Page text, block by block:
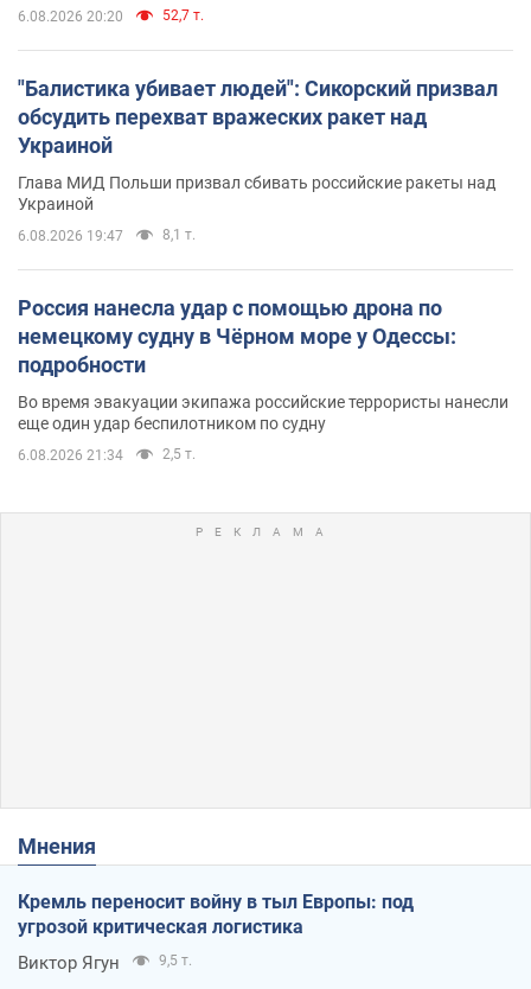
6.08.2026 20:20 52,7 т.
"Балистика убивает людей": Сикорский призвал
обсудить перехват вражеских ракет над
Украиной
Глава МИД Польши призвал сбивать российские ракеты над
Украиной
6.08.2026 19:47 8,1 т.
Россия нанесла удар с помощью дрона по
немецкому судну в Чёрном море у Одессы:
подробности
Во время эвакуации экипажа российские террористы нанесли
еще один удар беспилотником по судну
6.08.2026 21:34 2,5 т.
Мнения
Кремль переносит войну в тыл Европы: под
угрозой критическая логистика
Виктор Ягун 9,5 т.